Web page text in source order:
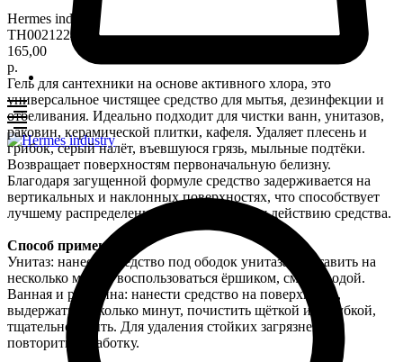
Hermes industry
TH0021224
165,00
р.
Гель для сантехники на основе активного хлора, это
универсальное чистящее средство для мытья, дезинфекции и
отбеливания. Идеально подходит для чистки ванн, унитазов,
раковин, керамической плитки, кафеля. Удаляет плесень и
грибок, серый налёт, въевшуюся грязь, мыльные подтёки.
Возвращает поверхностям первоначальную белизну.
Благодаря загущенной формуле средство задерживается на
вертикальных и наклонных поверхностях, что способствует
лучшему распределению и эффективному действию средства.
Способ применения:
Унитаз: нанести средство под ободок унитаза и оставить на
несколько минут, воспользоваться ёршиком, смыть водой.
Ванная и раковина: нанести средство на поверхность,
выдержать несколько минут, почистить щёткой или губкой,
тщательно смыть. Для удаления стойких загрязнений
повторить обработку.